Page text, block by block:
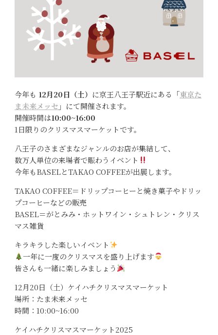
今年も 12月20日（土） に京王八王子駅近にある 「東京た
ま未来メッセ 」 にて開催されます。
開催時間は10:00~16:00
1日限りのクリスマスマーケットです。
八王子のさまざまなジャンルのお店が集結して、
数万人単位の来場者で賑わうイベント
今年もBASELとTAKAO COFFEEが出展します。
TAKAO COFFEE＝ドリップコーヒーと焼き菓子やドリッ
プコーヒーなどの販売
BASEL＝がとみみ・ホットワイン・シュトレン・クリス
マス雑貨
キラキラした楽しいイベント
一年に一度のクリスマスを盛り上げます
皆さんも一緒に楽しみましょう
12月20日（土）ケイハチクリスマスマーケット
場所：たま未来メッセ
時間：10:00~16:00
ケイハチクリスマスマーケット2025